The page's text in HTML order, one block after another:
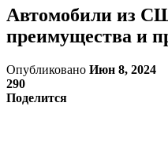
Автомобили из
преимущества и
Опубликовано Июн 8, 2024
290
Поделится